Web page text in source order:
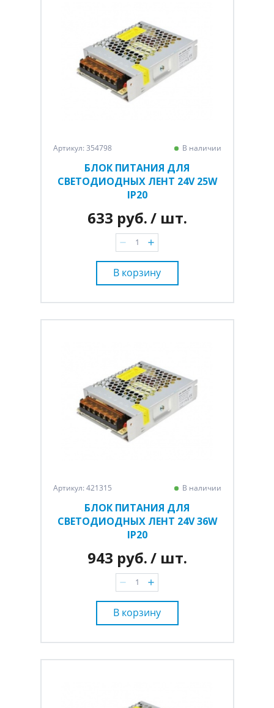
Артикул: 354798 В наличии
БЛОК ПИТАНИЯ ДЛЯ
СВЕТОДИОДНЫХ ЛЕНТ 24V 25W
IP20
633 руб./ шт.
В корзину
Артикул: 421315 В наличии
БЛОК ПИТАНИЯ ДЛЯ
СВЕТОДИОДНЫХ ЛЕНТ 24V 36W
IP20
943 руб./ шт.
В корзину